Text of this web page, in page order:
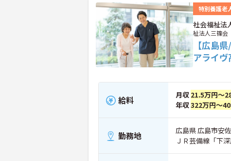
特別養護老
社会福祉法
祉法人三篠会
【広島
アライ
給料 月収 21.5万円～
年収322万円～
勤務地
広島県 広島市安
ＪＲ芸備線「下